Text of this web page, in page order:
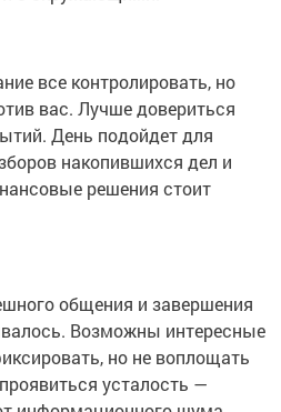
все контролировать, но
вас. Лучше довериться
День подойдет для
накопившихся дел и
решения стоит
общения и завершения
Возможны интересные
но не воплощать
усталость —